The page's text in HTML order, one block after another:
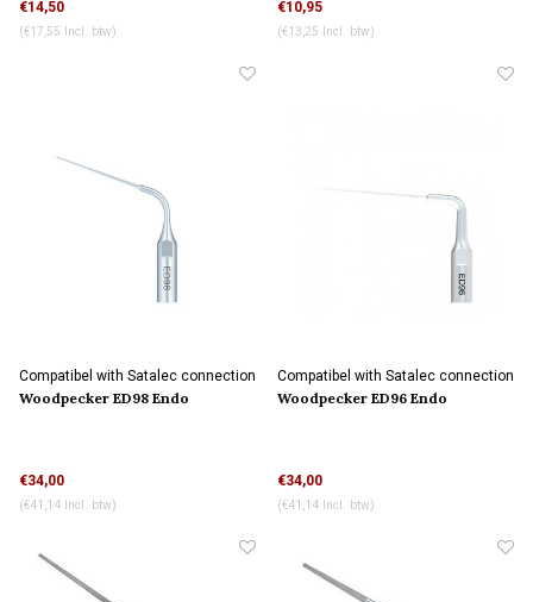
€14,50
(€17,55 Incl. btw)
€10,95
(€13,25 Incl. btw)
Compatibel with Satalec connection
Woodpecker ED98 Endo
€34,00
(€41,14 Incl. btw)
Compatibel with Satalec connection
Woodpecker ED96 Endo
€34,00
(€41,14 Incl. btw)